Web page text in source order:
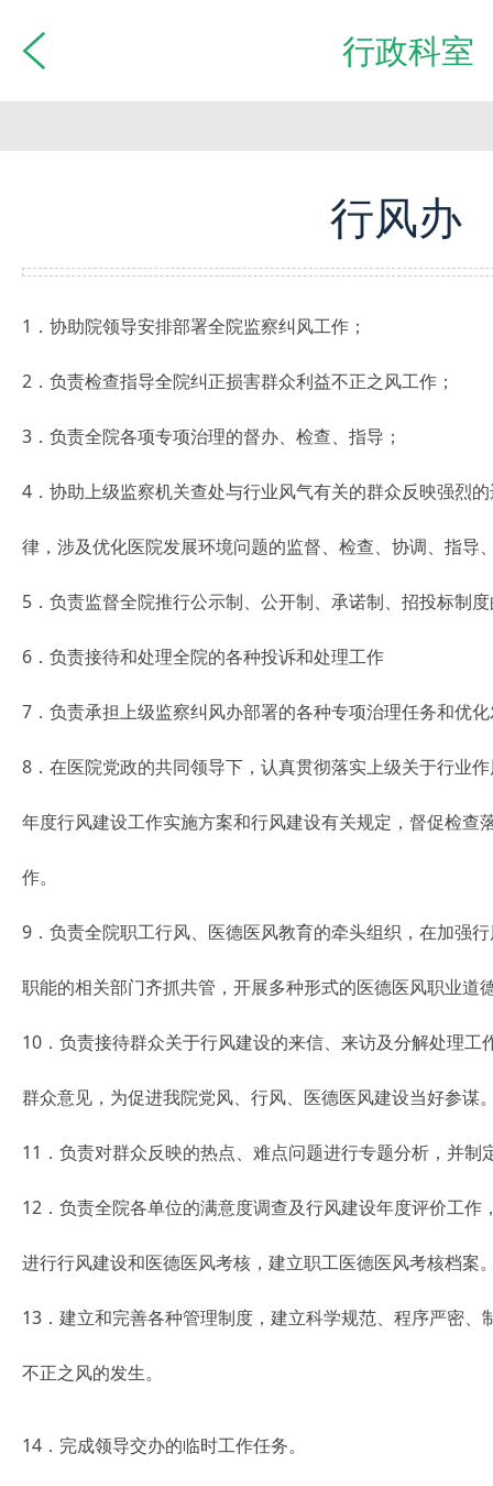
行政科室
行风办
1．协助院领导安排部署全院监察纠风工作；
2．负责检查指导全院纠正损害群众利益不正之风工作；
3．负责全院各项专项治理的督办、检查、指导；
4．协助上级监察机关查处与行业风气有关的群众反映强烈
律，涉及优化医院发展环境问题的监督、检查、协调、指导
5．负责监督全院推行公示制、公开制、承诺制、招投标制
6．负责接待和处理全院的各种投诉和处理工作
7．负责承担上级监察纠风办部署的各种专项治理任务和优
8．在医院党政的共同领导下，认真贯彻落实上级关于行业
年度行风建设工作实施方案和行风建设有关规定，督促检查
作。
9．负责全院职工行风、医德医风教育的牵头组织，在加强
职能的相关部门齐抓共管，开展多种形式的医德医风职业道
10．负责接待群众关于行风建设的来信、来访及分解处理
群众意见，为促进我院党风、行风、医德医风建设当好参谋
11．负责对群众反映的热点、难点问题进行专题分析，并制
12．负责全院各单位的满意度调查及行风建设年度评价工
进行行风建设和医德医风考核，建立职工医德医风考核档案
13．建立和完善各种管理制度，建立科学规范、程序严密
不正之风的发生。
14．完成领导交办的临时工作任务。